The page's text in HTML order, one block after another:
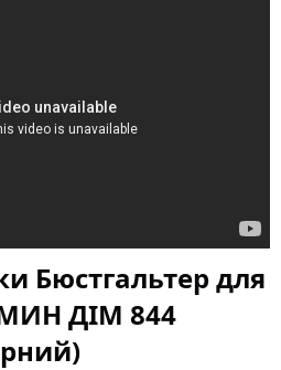
Бюстгальтер для
ДІМ 844